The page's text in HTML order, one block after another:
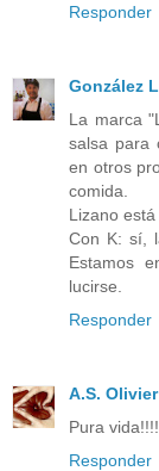
Responder
González
La marca
salsa para
en otros
comida.
Lizano
Con K: sí,
Estamos
lucirse.
Responder
A.S. Olivier
Pura
Responder